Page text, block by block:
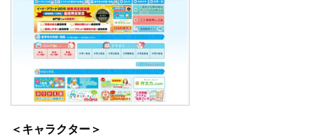
＜キャラクター＞